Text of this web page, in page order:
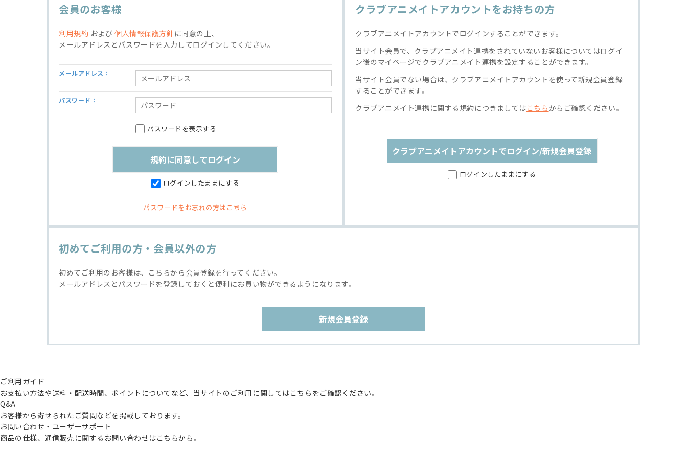
会員のお客様
利用規約 および個人情報保護方針 に同意の上、
メールアドレスとパスワードを入力してログインしてください。
メールアドレス：
パスワード：
パスワードを表示する
ログインしたままにする
パスワードをお忘れの方はこちら
クラブアニメイトアカウントをお持ちの方
クラブアニメイトアカウントでログインすることができます。
当サイト会員で、クラブアニメイト連携をされていないお客様についてはログイ
ン後のマイページでクラブアニメイト連携を設定することができます。
当サイト会員でない場合は、クラブアニメイトアカウントを使って新規会員登録
することができます。
クラブアニメイト連携に関する規約につきましてはこちらからご確認ください。
クラブアニメイトアカウントでログイン/新規会員登録
ログインしたままにする
初めてご利用の方・会員以外の方
初めてご利用のお客様は、こちらから会員登録を行ってください。
メールアドレスとパスワードを登録しておくと便利にお買い物ができるようになります。
ご利用ガイド
お支払い方法や送料・配送時間、ポイントについてなど、当サイトのご利用に関してはこちらをご確認ください。
Q&A
お客様から寄せられたご質問などを掲載しております。
お問い合わせ・ユーザーサポート
商品の仕様、通信販売に関するお問い合わせはこちらから。